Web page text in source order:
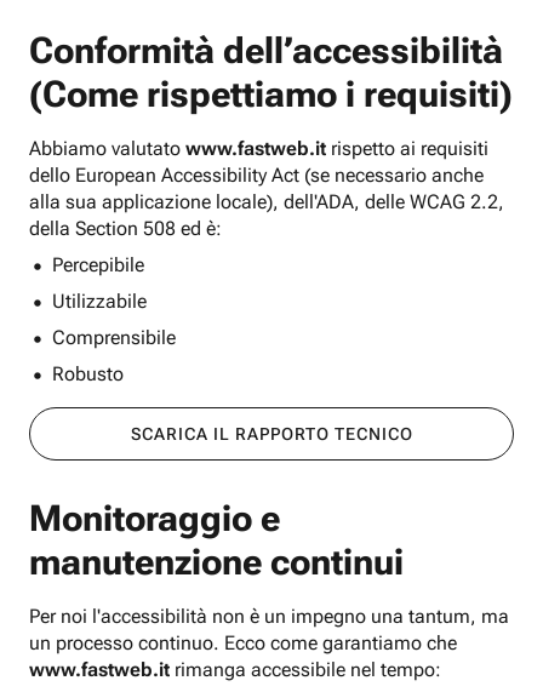
Conformità dell’accessibilità
(Come rispettiamo i requisiti)
Abbiamo valutato www.fastweb.it rispetto ai requisiti
dello European Accessibility Act (se necessario anche
alla sua applicazione locale), dell'ADA, delle WCAG 2.2,
della Section 508 ed è:
Percepibile
Utilizzabile
Comprensibile
Robusto
SCARICA IL RAPPORTO TECNICO
Monitoraggio e
manutenzione continui
Per noi l'accessibilità non è un impegno una tantum, ma
un processo continuo. Ecco come garantiamo che
www.fastweb.it rimanga accessibile nel tempo: